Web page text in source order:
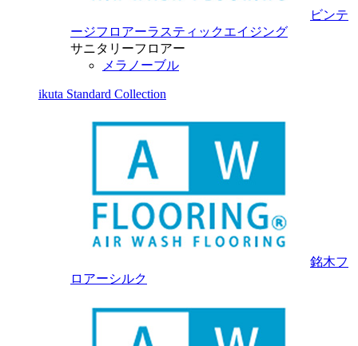
ビンテ
ージフロアーラスティックエイジング
サニタリーフロアー
メラノーブル
ikuta Standard Collection
銘木フ
ロアーシルク